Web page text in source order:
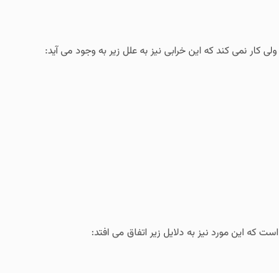
نمی کند که این خرابی نیز به علل زیر به وجود می آید:
که این مورد نیز به دلایل زیر اتفاق می افتد: